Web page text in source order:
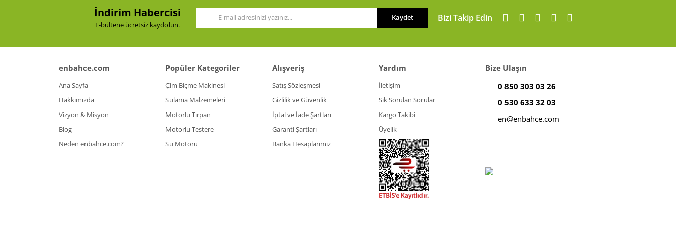
Bu ürüne benzer farklı alternatifler olmalı.
İndirim Habercisi
E-bültene ücretsiz kaydolun.
Kaydet Bizi Takip Edin
enbahce.com
Ana Sayfa
Hakkımızda
Vizyon & Misyon
Blog
Neden enbahce.com?
Popüler Kategoriler
Çim Biçme Makinesi
Sulama Malzemeleri
Motorlu Tırpan
Motorlu Testere
Su Motoru
Alışveriş
Satış Sözleşmesi
Gizlilik ve Güvenlik
İptal ve İade Şartları
Garanti Şartları
Banka Hesaplarımız
Yardım
İletişim
Sık Sorulan Sorular
Kargo Takibi
Üyelik
Bize Ulaşın
0 850 303 03 26
0 530 633 32 03
en@enbahce.com